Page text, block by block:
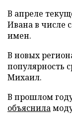
В апреле
Ивана в числе
имен.
В новых
популярность
Михаил.
В прошлом
объяснила